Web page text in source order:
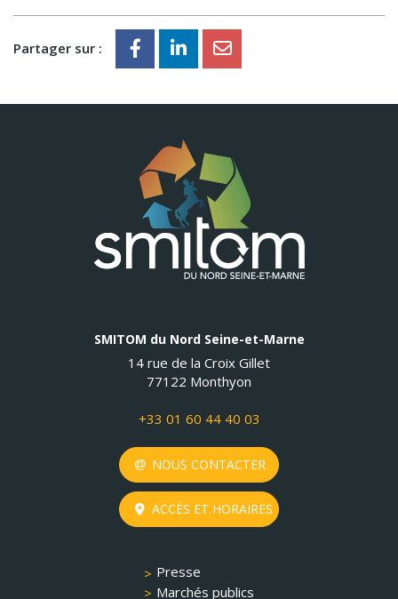
Partager sur :
SMITOM du Nord Seine-et-Marne
14 rue de la Croix Gillet
77122 Monthyon
+33 01 60 44 40 03
NOUS CONTACTER
ACCÈS ET HORAIRES
Presse
Marchés publics